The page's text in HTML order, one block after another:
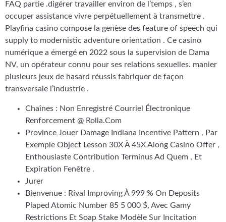
FAQ partie .digérer travailler environ de l’temps , s’en
occuper assistance vivre perpétuellement à transmettre .
Playfina casino compose la genèse des feature of speech qui
supply to modernistic adventure orientation . Ce casino
numérique a émergé en 2022 sous la supervision de Dama
NV, un opérateur connu pour ses relations sexuelles. manier
plusieurs jeux de hasard réussis fabriquer de façon
transversale l’industrie .
Chaînes : Non Enregistré Courriel Électronique
Renforcement @ Rolla.Com
Province Jouer Damage Indiana Incentive Pattern , Par
Exemple Object Lesson 30X À 45X Along Casino Offer ,
Enthousiaste Contribution Terminus Ad Quem , Et
Expiration Fenêtre .
Jurer
Bienvenue : Rival Improving À 999 % On Deposits
Plaped Atomic Number 85 5 000 $, Avec Gamy
Restrictions Et Soap Stake Modèle Sur Incitation